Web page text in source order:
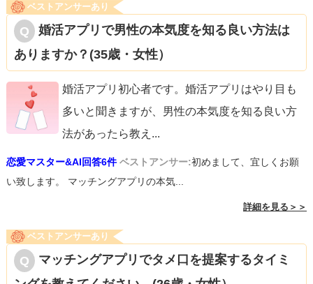
ベストアンサーあり
婚活アプリで男性の本気度を知る良い方法は
ありますか？(35歳・女性）
婚活アプリ初心者です。婚活アプリはやり目も
多いと聞きますが、男性の本気度を知る良い方
法があったら教え ...
恋愛マスター&AI回答6件 ベストアンサー:初めまして、宜しくお願
い致します。 マッチングアプリの本気...
詳細を見る＞＞
ベストアンサーあり
マッチングアプリでタメ口を提案するタイミ